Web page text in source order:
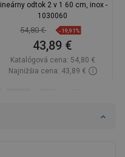
lineárny odtok 2 v 1 60 cm, inox -
1030060
54,80 € -19,91%
43,89 €
Katalógová cena: 54,80 €
Najnižšia cena: 43,89 €